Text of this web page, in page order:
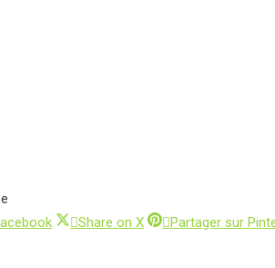
PartagerShare on XPartagerPartager sur